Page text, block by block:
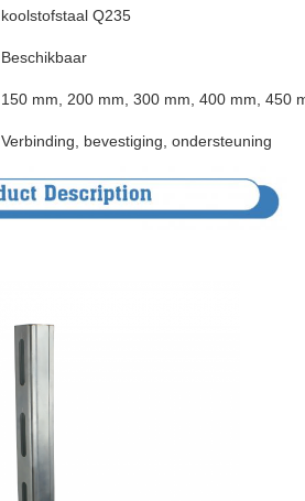
koolstofstaal Q235
Beschikbaar
150 mm, 200 mm, 300 mm, 400 mm, 450
Verbinding, bevestiging, ondersteuning